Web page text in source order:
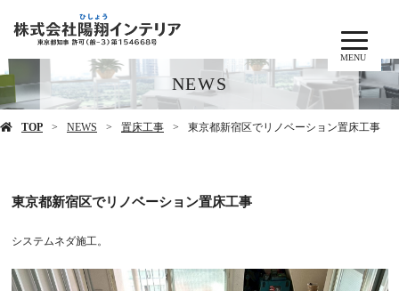
MENU
NEWS
TOP NEWS 置床工事 東京都新宿区でリノベーション置床工事
東京都新宿区でリノベーション置床工事
システムネダ施工。